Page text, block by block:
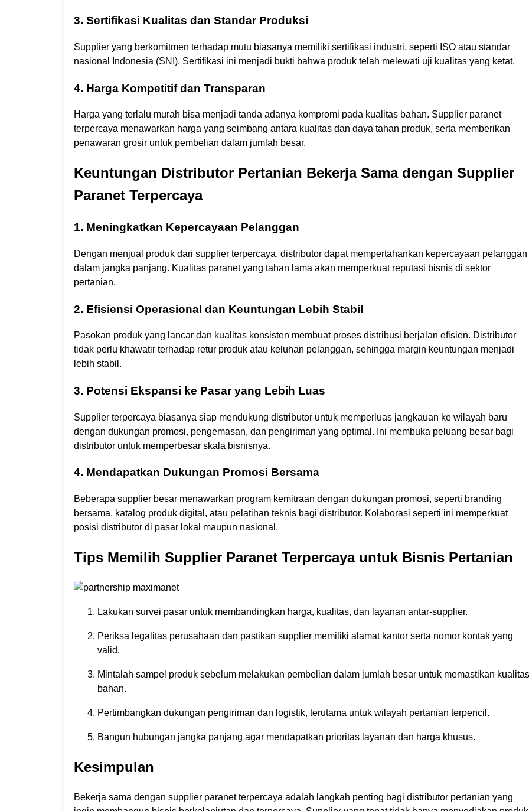
3. Sertifikasi Kualitas dan Standar Produksi
Supplier yang berkomitmen terhadap mutu biasanya memiliki sertifikasi industri, seperti ISO atau standar
nasional Indonesia (SNI). Sertifikasi ini menjadi bukti bahwa produk telah melewati uji kualitas yang ketat.
4. Harga Kompetitif dan Transparan
Harga yang terlalu murah bisa menjadi tanda adanya kompromi pada kualitas bahan. Supplier paranet
terpercaya menawarkan harga yang seimbang antara kualitas dan daya tahan produk, serta memberikan
penawaran grosir untuk pembelian dalam jumlah besar.
Keuntungan Distributor Pertanian Bekerja Sama dengan Supplier
Paranet Terpercaya
1. Meningkatkan Kepercayaan Pelanggan
Dengan menjual produk dari supplier terpercaya, distributor dapat mempertahankan kepercayaan pelanggan
dalam jangka panjang. Kualitas paranet yang tahan lama akan memperkuat reputasi bisnis di sektor
pertanian.
2. Efisiensi Operasional dan Keuntungan Lebih Stabil
Pasokan produk yang lancar dan kualitas konsisten membuat proses distribusi berjalan efisien. Distributor
tidak perlu khawatir terhadap retur produk atau keluhan pelanggan, sehingga margin keuntungan menjadi
lebih stabil.
3. Potensi Ekspansi ke Pasar yang Lebih Luas
Supplier terpercaya biasanya siap mendukung distributor untuk memperluas jangkauan ke wilayah baru
dengan dukungan promosi, pengemasan, dan pengiriman yang optimal. Ini membuka peluang besar bagi
distributor untuk memperbesar skala bisnisnya.
4. Mendapatkan Dukungan Promosi Bersama
Beberapa supplier besar menawarkan program kemitraan dengan dukungan promosi, seperti branding
bersama, katalog produk digital, atau pelatihan teknis bagi distributor. Kolaborasi seperti ini memperkuat
posisi distributor di pasar lokal maupun nasional.
Tips Memilih Supplier Paranet Terpercaya untuk Bisnis Pertanian
Lakukan survei pasar untuk membandingkan harga, kualitas, dan layanan antar-supplier.
Periksa legalitas perusahaan dan pastikan supplier memiliki alamat kantor serta nomor kontak yang
valid.
Mintalah sampel produk sebelum melakukan pembelian dalam jumlah besar untuk memastikan kualitas
bahan.
Pertimbangkan dukungan pengiriman dan logistik, terutama untuk wilayah pertanian terpencil.
Bangun hubungan jangka panjang agar mendapatkan prioritas layanan dan harga khusus.
Kesimpulan
Bekerja sama dengan supplier paranet terpercaya adalah langkah penting bagi distributor pertanian yang